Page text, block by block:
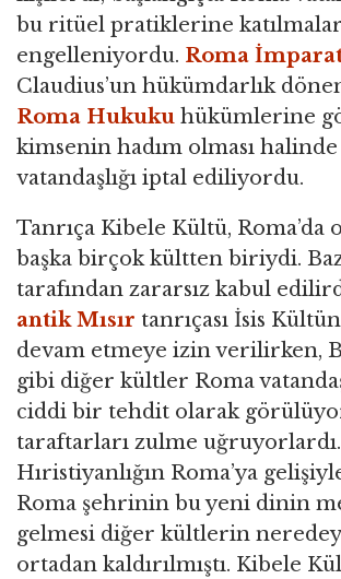
bu ritüel pratiklerine
engelleniyordu. Roma
Claudius’un hükümdarlık
Roma Hukuku hükümlerine
kimsenin hadım olması
vatandaşlığı iptal ediliyordu.
Tanrıça Kibele Kültü, Roma’da
başka birçok kültten biriydi.
tarafından zararsız kabul
antik Mısır tanrıçası İsis
devam etmeye izin verilirken,
gibi diğer kültler Roma
ciddi bir tehdit olarak
taraftarları zulme uğruyorlardı.
Hıristiyanlığın Roma’ya
Roma şehrinin bu yeni dinin
gelmesi diğer kültlerin
ortadan kaldırılmıştı. Kibele